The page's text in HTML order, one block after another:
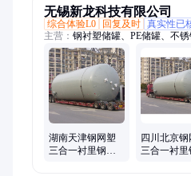
无锡新龙科技有限公司
综合体验L0
回复及时 真实性已
主营： 钢衬塑储罐、PE储罐、不
料储罐、钢衬聚乙烯储罐、钢衬
罐、防腐储罐、浓硫酸储罐、盐
罐、钢衬四氟储罐、次氯酸钠储
衬PTFE储罐、石英砂酸洗罐、氢
塑PE储罐
湖南天津钢网塑
三合一衬里钢塑
四川北京钢
三合一衬里